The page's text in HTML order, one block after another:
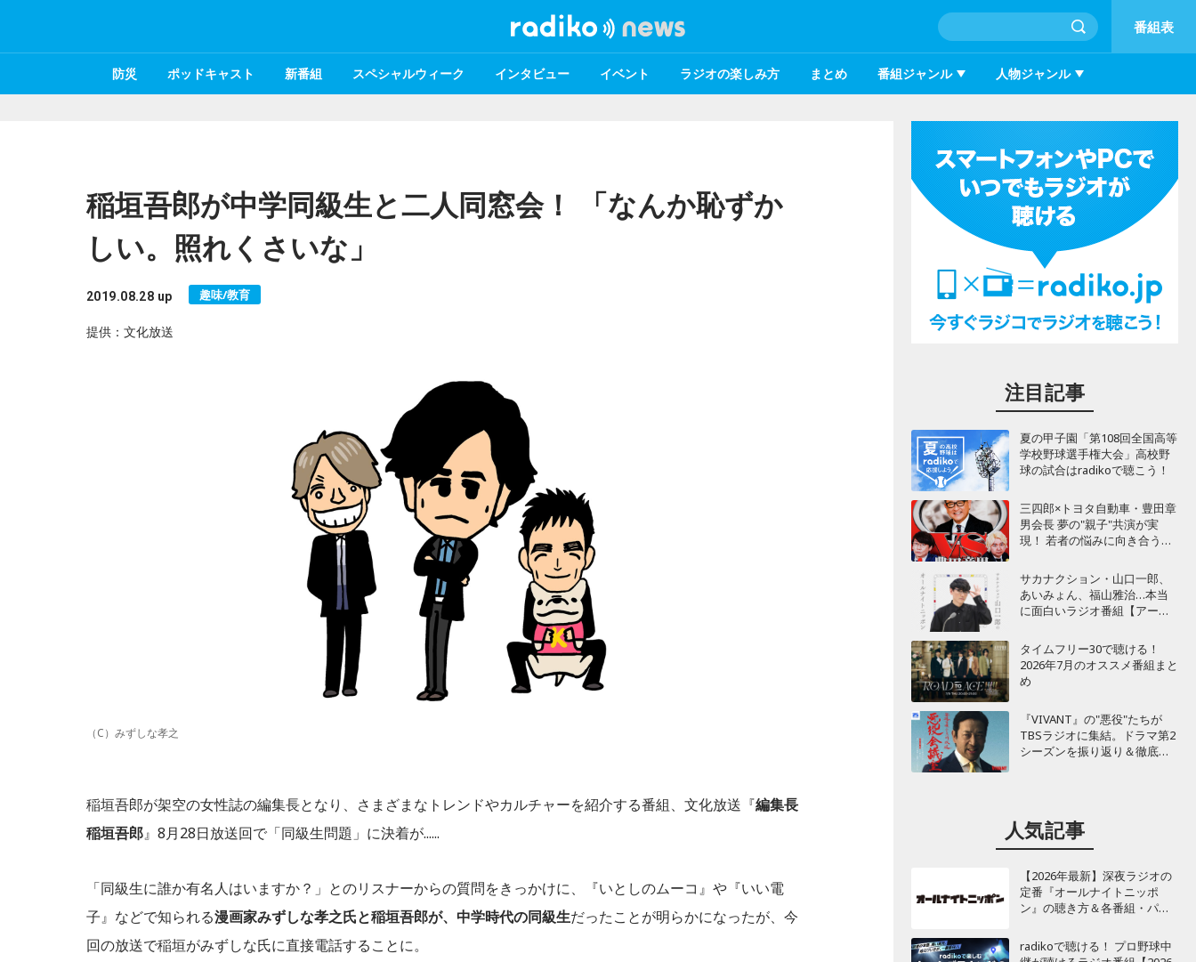
番組表
防災 ポッドキャスト 新番組 スペシャルウィーク インタビュー イベント ラジオの楽しみ方 まとめ 番組ジャンル 人物ジャンル
稲垣吾郎が中学同級生と二人同窓会！ 「なんか恥ずか
しい。照れくさいな」
2019.08.28 up 趣味/教育
提供：文化放送
（C）みずしな孝之
稲垣吾郎が架空の女性誌の編集長となり、さまざまなトレンドやカルチャーを紹介する番組、文化放送『編集長
稲垣吾郎』8月28日放送回で「同級生問題」に決着が......
「同級生に誰か有名人はいますか？」とのリスナーからの質問をきっかけに、『いとしのムーコ』や『いい電
子』などで知られる漫画家みずしな孝之氏と稲垣吾郎が、中学時代の同級生だったことが明らかになったが、今
回の放送で稲垣がみずしな氏に直接電話することに。
注目記事
夏の甲子園「第108回全国高等
学校野球選手権大会」高校野
球の試合はradikoで聴こう！
三四郎×トヨタ自動車・豊田章
男会長 夢の"親子"共演が実
現！ 若者の悩みに向き合うポ
サカナクション・山口一郎、
あいみょん、福山雅治…本当
に面白いラジオ番組【アーテ
タイムフリー30で聴ける！
2026年7月のオススメ番組まと
め
『VIVANT』の"悪役"たちが
TBSラジオに集結。ドラマ第2
シーズンを振り返り＆徹底考
人気記事
【2026年最新】深夜ラジオの
定番『オールナイトニッポ
ン』の聴き方＆各番組・パー
radikoで聴ける！ プロ野球中